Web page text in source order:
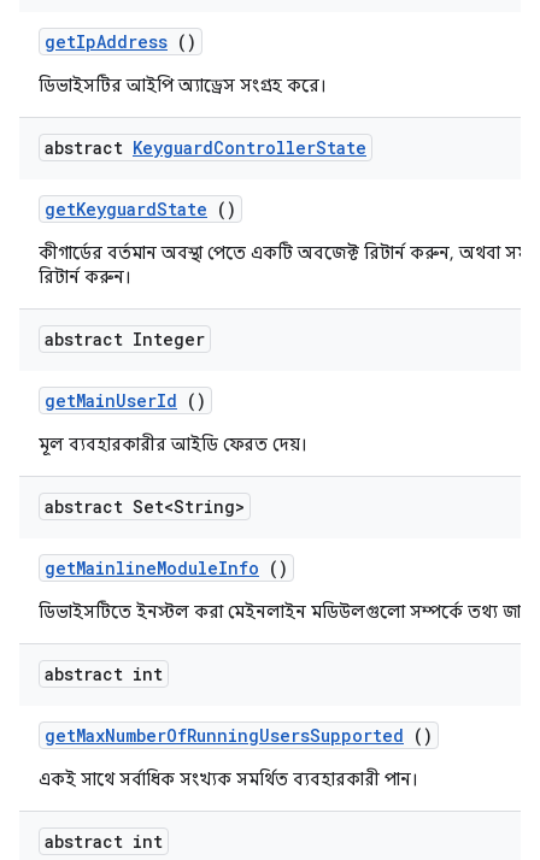
getIpAddress ()
ডিভাইসটির আইপি অ্যাড্রেস সংগ্রহ করে।
abstract KeyguardControllerState
getKeyguardState ()
কীগার্ডের বর্তমান অবস্থা পেতে একটি অবজেক্ট রিটার্ন করুন, অথবা
রিটার্ন করুন।
abstract Integer
getMainUserId ()
মূল ব্যবহারকারীর আইডি ফেরত দেয়।
abstract Set<String>
getMainlineModuleInfo ()
ডিভাইসটিতে ইনস্টল করা মেইনলাইন মডিউলগুলো সম্পর্কে তথ্য
abstract int
getMaxNumberOfRunningUsersSupported ()
একই সাথে সর্বাধিক সংখ্যক সমর্থিত ব্যবহারকারী পান।
abstract int